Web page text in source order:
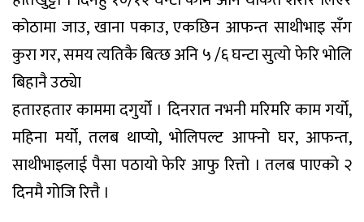
कोठामा जाउ, खाना पकाउ, एकछिन आफन्त साथीभाइ सँग
कुरा गर, समय त्यतिकै बित्छ अनि ५ /६ घन्टा सुत्यो फेरि भोलि
बिहानै उठ्येा
हतारहतार काममा दगुर्यो । दिनरात नभनी मरिमरि काम गर्यो,
महिना मर्यो, तलब थाप्यो, भोलिपल्ट आफ्नो घर, आफन्त,
साथीभाइलाई पैसा पठायो फेरि आफु रित्तो । तलब पाएको २
दिनमै गोजि रित्तै ।